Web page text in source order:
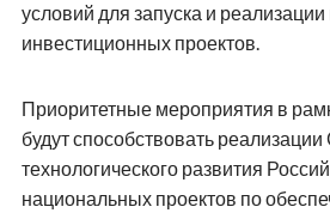
условий для запуска и
инвестиционных проектов.
Приоритетные мероприятия в
будут способствовать
технологического развития
национальных проектов по